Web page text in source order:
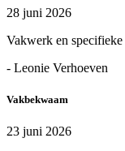
28 juni 2026
Vakwerk en
- Leonie Verhoeven
Vakbekwaam
23 juni 2026